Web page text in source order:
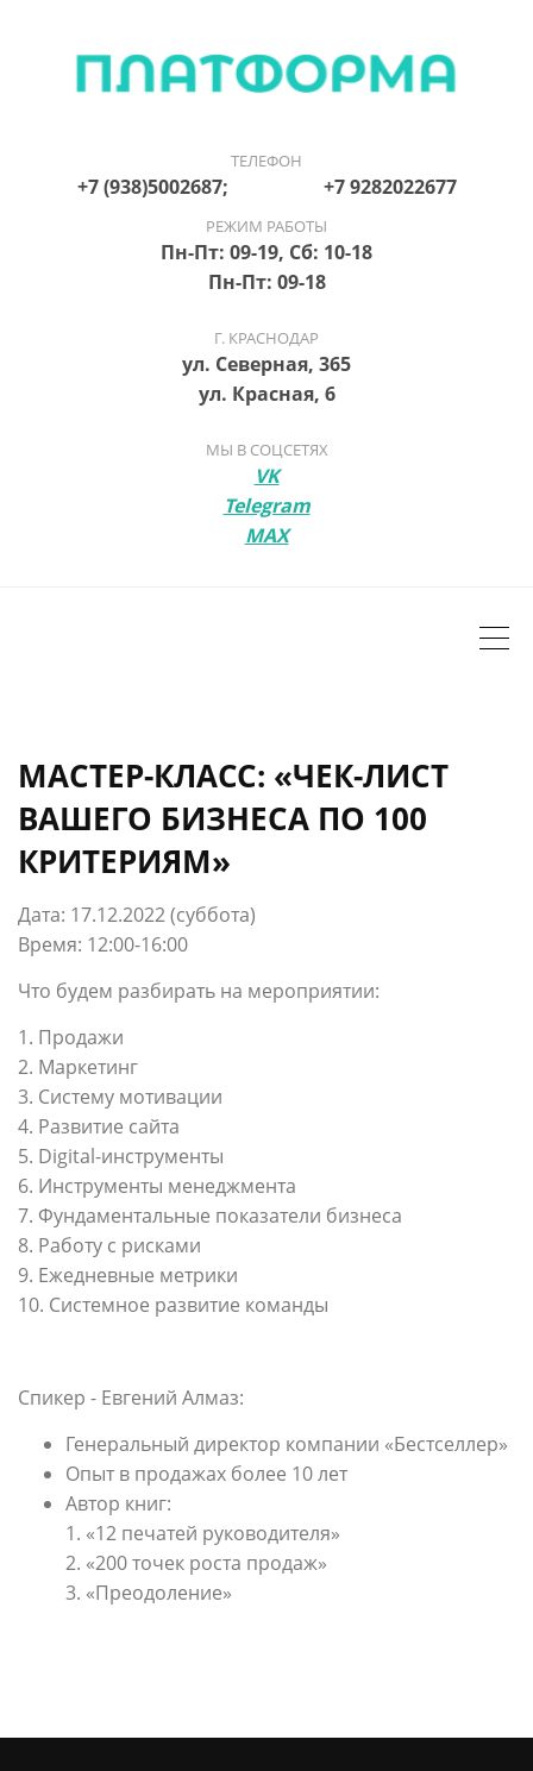
ТЕЛЕФОН
+7 (938)5002687; +7 9282022677
РЕЖИМ РАБОТЫ
Пн-Пт: 09-19, Сб: 10-18
Пн-Пт: 09-18
Г. КРАСНОДАР
ул. Северная, 365
ул. Красная, 6
МЫ В СОЦСЕТЯХ
VK
Telegram
MAX
МАСТЕР-КЛАСС: «ЧЕК-ЛИСТ
ВАШЕГО БИЗНЕСА ПО 100
КРИТЕРИЯМ»
Дата: 17.12.2022 (суббота)
Время: 12:00-16:00
Что будем разбирать на мероприятии:
1. Продажи
2. Маркетинг
3. Систему мотивации
4. Развитие сайта
5. Digital-инструменты
6. Инструменты менеджмента
7. Фундаментальные показатели бизнеса
8. Работу с рисками
9. Ежедневные метрики
10. Системное развитие команды
Спикер - Евгений Алмаз:
Генеральный директор компании «Бестселлер»
Опыт в продажах более 10 лет
Автор книг:
1. «12 печатей руководителя»
2. «200 точек роста продаж»
3. «Преодоление»